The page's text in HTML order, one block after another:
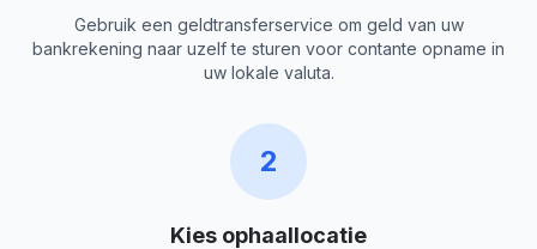
Gebruik een geldtransferservice om geld van uw
bankrekening naar uzelf te sturen voor contante opname in
uw lokale valuta.
2
Kies ophaallocatie